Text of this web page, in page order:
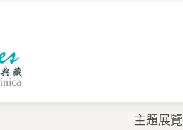
主題展覽